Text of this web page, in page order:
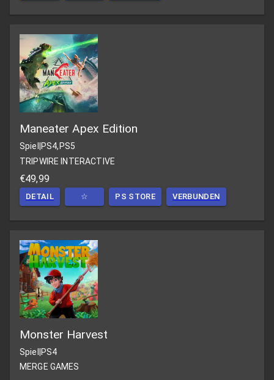
Maneater Apex Edition
Spiel
PS4,PS5
TRIPWIRE INTERACTIVE
€49,99
DETAIL ☆ PS STORE VERBUNDEN
Monster Harvest
Spiel|PS4
MERGE GAMES